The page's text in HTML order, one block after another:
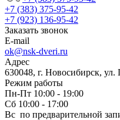
+7 (383) 375-95-42
+7 (923) 136-95-42
Заказать звонок
E-mail
ok@nsk-dveri.ru
Адрес
630048, г. Новосибирск,
Режим работы
Пн-Пт 10:00 - 19:00
Сб 10:00 - 17:00
Вс по предварительной